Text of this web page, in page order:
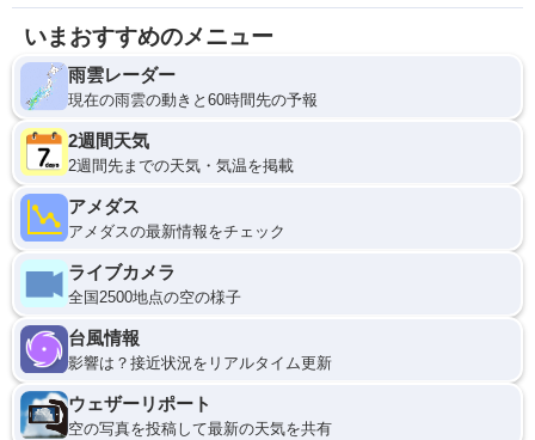
いまおすすめのメニュー
雨雲レーダー
現在の雨雲の動きと60時間先の予報
2週間天気
2週間先までの天気・気温を掲載
アメダス
アメダスの最新情報をチェック
ライブカメラ
全国2500地点の空の様子
台風情報
影響は？接近状況をリアルタイム更新
ウェザーリポート
空の写真を投稿して最新の天気を共有